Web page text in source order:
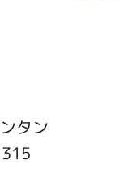
タン
くいんしつ
科部